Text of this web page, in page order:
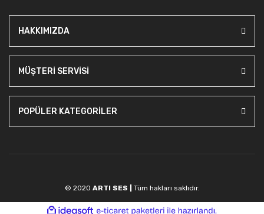
HAKKIMIZDA
MÜŞTERİ SERVİSİ
POPÜLER KATEGORİLER
© 2020 ARTI SES | Tüm hakları saklıdır.
ideasoft e-